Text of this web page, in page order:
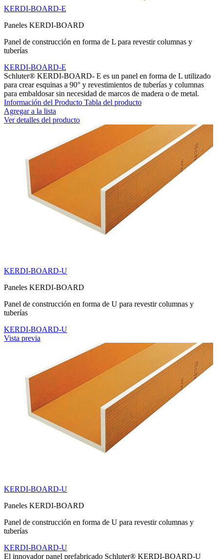
KERDI-BOARD-E
Paneles KERDI-BOARD
Panel de construcción en forma de L para revestir columnas y
tuberías
KERDI-BOARD-E
Schluter® KERDI-BOARD- E es un panel en forma de L utilizado
para crear esquinas a 90° y revestimientos de tuberías y columnas
para embaldosar sin necesidad de marcos de madera o de metal.
Información del Producto Tabla del producto
Agregar a la lista
Ver detalles del producto
KERDI-BOARD-U
Paneles KERDI-BOARD
Panel de construcción en forma de U para revestir columnas y
tuberías
KERDI-BOARD-U
Vista previa
KERDI-BOARD-U
Paneles KERDI-BOARD
Panel de construcción en forma de U para revestir columnas y
tuberías
KERDI-BOARD-U
El innovador panel prefabricado Schluter® KERDI-BOARD-U